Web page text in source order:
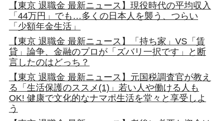
【東京 退職金 最新ニュース】現役時代の平均収入
「44万円」でも…多くの日本人を襲う、つらい
「少額年金生活」
【東京 退職金 最新ニュース】「持ち家」VS「賃
貸」論争、金融のプロが「ズバリ一択です」と断
言したのはどっち？
【東京 退職金 最新ニュース】元国税調査官が教え
る「生活保護のススメ(1)」若い人や働ける人も
OK! 健康で文化的なナマポ生活を堂々と享受しよ
う